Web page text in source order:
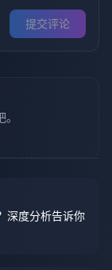
提交评论
深度分析告诉你